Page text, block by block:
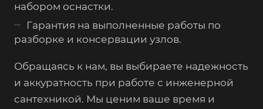
набором оснастки.
Гарантия на выполненные работы по
разборке и консервации узлов.
Обращаясь к нам, вы выбираете надежность
и аккуратность при работе с инженерной
сантехникой. Мы ценим ваше время и